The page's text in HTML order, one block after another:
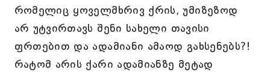
რომელიც ყოველმხრივ ქრის, უმიზეზოდ
არ უტვირთავს შენი სახელი თავისი
ფრთებით და ადამიანი ამაოდ გახსენებს?!
რატომ არის ქარი ადამიანზე მეტად